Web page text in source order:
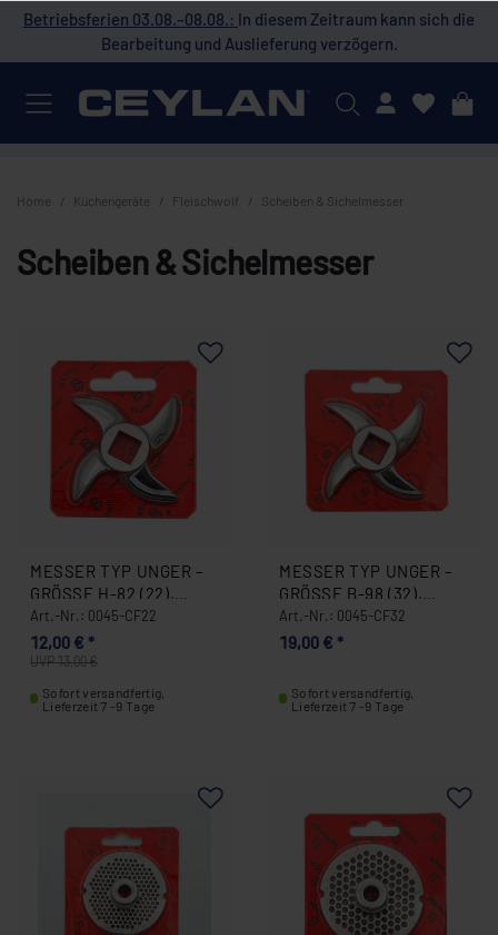
Betriebsferien 03.08.–08.08.: In diesem Zeitraum kann sich die
Bearbeitung und Auslieferung verzögern.
Mein Konto
Home Küchengeräte Fleischwolf Scheiben & Sichelmesser
Scheiben & Sichelmesser
MESSER TYP UNGER –
GRÖSSE H-82 (22), Ø
66 MM, EDELSTAHL, S
ELBSTSCHÄRFEND 0
045-CF22
Art.-Nr.: 0045-CF22
UVP 13,00 €
12,00 € *
Sofort versandfertig,
Lieferzeit 7 -9 Tage
MESSER TYP UNGER –
GRÖSSE B-98 (32), Ø
90 MM, EDELSTAHL 0
045-CF32
Art.-Nr.: 0045-CF32
19,00 € *
Sofort versandfertig,
Lieferzeit 7 -9 Tage